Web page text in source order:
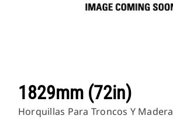
1829mm (72in)
Horquillas Para Troncos Y Madera